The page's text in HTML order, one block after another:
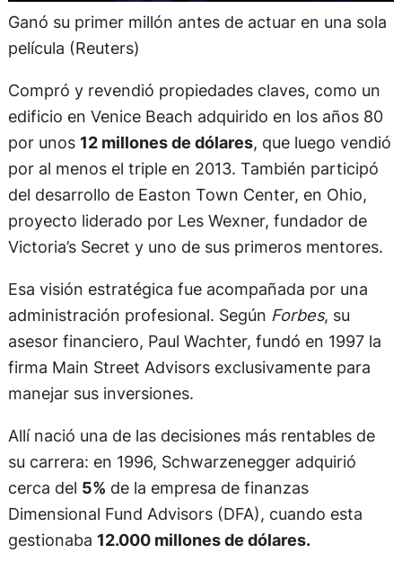
Ganó su primer millón antes de actuar en una sola
película (Reuters)
Compró y revendió propiedades claves, como un
edificio en Venice Beach adquirido en los años 80
por unos 12 millones de dólares, que luego vendió
por al menos el triple en 2013. También participó
del desarrollo de Easton Town Center, en Ohio,
proyecto liderado por Les Wexner, fundador de
Victoria’s Secret y uno de sus primeros mentores.
Esa visión estratégica fue acompañada por una
administración profesional. Según Forbes, su
asesor financiero, Paul Wachter, fundó en 1997 la
firma Main Street Advisors exclusivamente para
manejar sus inversiones.
Allí nació una de las decisiones más rentables de
su carrera: en 1996, Schwarzenegger adquirió
cerca del 5% de la empresa de finanzas
Dimensional Fund Advisors (DFA), cuando esta
gestionaba 12.000 millones de dólares.